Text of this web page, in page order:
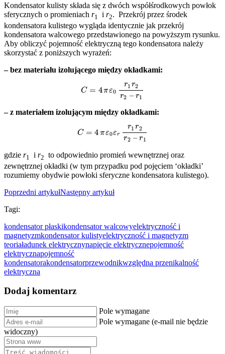
Kondensator kulisty składa się z dwóch współśrodkowych powłok
sferycznych o promieniach r1 i r2. Przekrój przez środek
kondensatora kulistego wygląda identycznie jak przekrój
kondensatora walcowego przedstawionego na powyższym rysunku.
Aby obliczyć pojemność elektryczną tego kondensatora należy
skorzystać z poniższych wyrażeń:
– bez materiału izolującego między okładkami:
r2 –r
– z materiałem izolującym między okładkami:
r2 –r
gdzie r1 i r2 to odpowiednio promień wewnętrznej oraz
zewnętrznej okładki (w tym przypadku pod pojęciem ‘okładki’
rozumiemy obydwie powłoki sferyczne kondensatora kulistego).
Poprzedni artykułNastępny artykuł
Tagi:
kondensator płaskikondensator walcowyelektryczność i
magnetyzmkondensator kulistyelektryczność i magnetyzm
teoriaładunek elektrycznynapięcie elektrycznepojemność
elektrycznapojemność
kondensatorakondensatorprzewodnikwzględna przenikalność
elektryczna
Dodaj komentarz
Pole wymagane
Pole wymagane (e-mail nie będzie
widoczny)